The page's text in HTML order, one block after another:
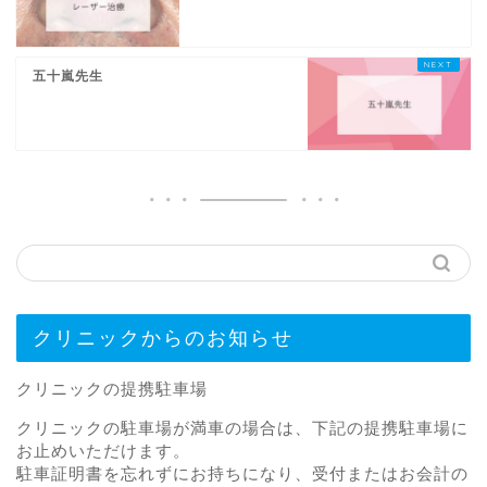
五十嵐先生
クリニックからのお知らせ
クリニックの提携駐車場
クリニックの駐車場が満車の場合は、下記の提携駐車場に
お止めいただけます。
駐車証明書を忘れずにお持ちになり、受付またはお会計の